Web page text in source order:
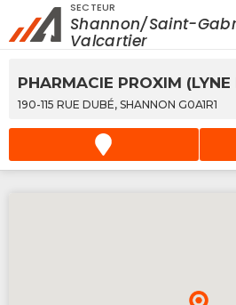
Rechercher à proximité -
Services
SECTEUR
Shannon/Saint-
Valcartier
PHARMACIE PROXIM (LYNE
190-115 RUE DUBÉ, SHANNON G0A1R1